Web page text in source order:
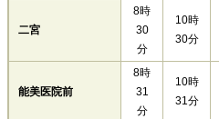
二宮
8時
30
分
10時
30分
能美医院前
8時
31
分
10時
31分